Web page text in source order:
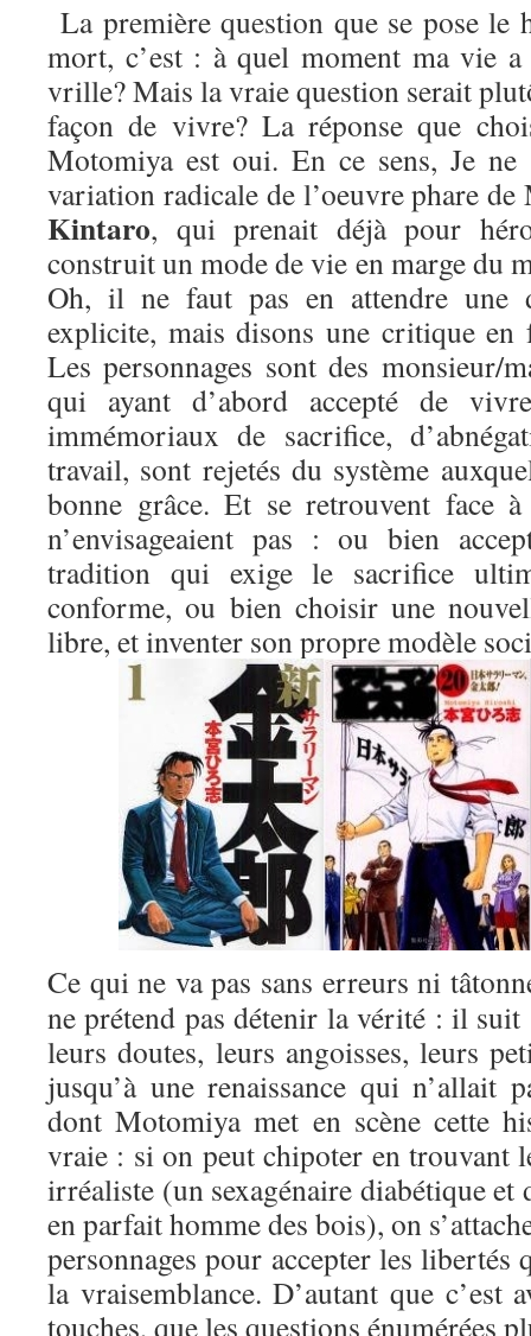
La première question que se pose le
mort, c’est : à quel moment ma vie
vrille? Mais la vraie question serait
façon de vivre? La réponse que
Motomiya est oui. En ce sens, Je
variation radicale de l’oeuvre phare
Kintaro, qui prenait déjà pour
construit un mode de vie en marge du
Oh, il ne faut pas en attendre une
explicite, mais disons une critique
Les personnages sont des monsieur/
qui ayant d’abord accepté de
immémoriaux de sacrifice,
travail, sont rejetés du système
bonne grâce. Et se retrouvent face
n’envisageaient pas : ou bien
tradition qui exige le sacrifice
conforme, ou bien choisir une
libre, et inventer son propre modèle
Ce qui ne va pas sans erreurs ni
ne prétend pas détenir la vérité : il suit
leurs doutes, leurs angoisses, leurs
jusqu’à une renaissance qui n’allait
dont Motomiya met en scène cette
vraie : si on peut chipoter en trouvant
irréaliste (un sexagénaire diabétique et
en parfait homme des bois), on
personnages pour accepter les libertés
la vraisemblance. D’autant que c’est
touches, que les questions énumérées